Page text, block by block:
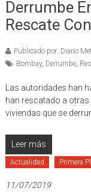
Derrumbe
Rescate
Publicado por: Diario
Bombay, Derrumbe,
Las autoridades han
han rescatado a
viviendas que se
Leer más
Actualidad Primera
11/07/2019